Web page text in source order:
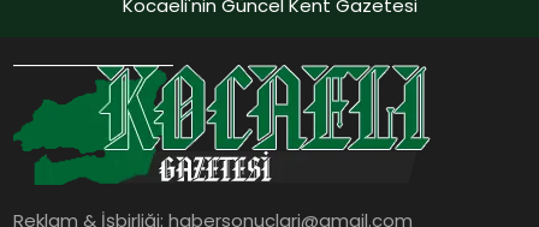
Kocaeli'nin Güncel Kent Gazetesi
Reklam & İşbirliği:habersonuclari@gmail.com